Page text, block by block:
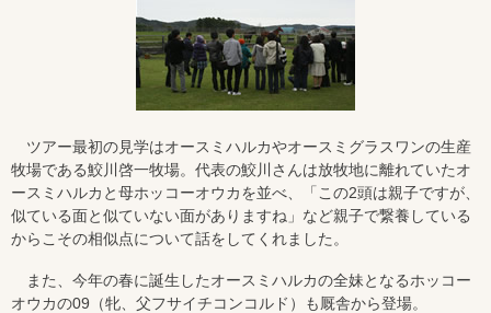
ツアー最初の見学はオースミハルカやオースミグラスワンの生産
牧場である鮫川啓一牧場。代表の鮫川さんは放牧地に離れていたオ
ースミハルカと母ホッコーオウカを並べ、「この2頭は親子ですが、
似ている面と似ていない面がありますね」など親子で繋養している
からこその相似点について話をしてくれました。
また、今年の春に誕生したオースミハルカの全妹となるホッコー
オウカの09（牝、父フサイチコンコルド）も厩舎から登場。